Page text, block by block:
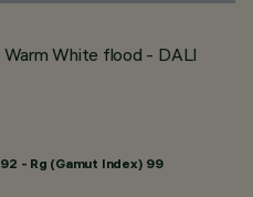
White flood - DALI
- Rg (Gamut Index) 99